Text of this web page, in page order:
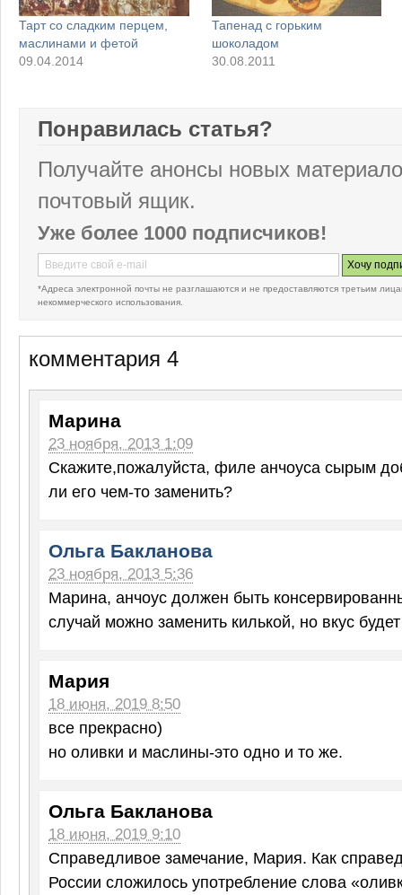
Тарт со сладким перцем,
маслинами и фетой
09.04.2014
Тапенад с горьким
шоколадом
30.08.2011
Понравилась статья?
Получайте анонсы новых
почтовый ящик.
Уже более 1000 подписчиков!
*Адреса электронной почты не разглашаются и не предоставляются третьим
некоммерческого использования.
комментария 4
Марина
23 ноября, 2013 1:09
Скажите,пожалуйста, филе анчоуса сырым
ли его чем-то заменить?
Ольга Бакланова
23 ноября, 2013 5:36
Марина, анчоус должен быть
случай можно заменить килькой, но вкус
Мария
18 июня, 2019 8:50
все прекрасно)
но оливки и маслины-это одно и то же.
Ольга Бакланова
18 июня, 2019 9:10
Справедливое замечание, Мария. Как
России сложилось употребление слова